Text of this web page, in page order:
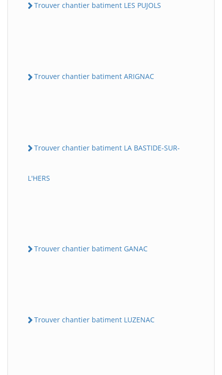
Trouver chantier batiment LES PUJOLS
Trouver chantier batiment ARIGNAC
Trouver chantier batiment LA BASTIDE-SUR-
L'HERS
Trouver chantier batiment GANAC
Trouver chantier batiment LUZENAC